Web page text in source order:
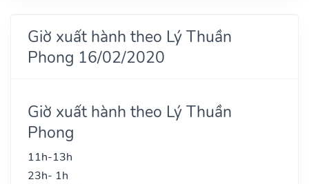
Giờ xuất hành theo Lý Thuần
Phong 16/02/2020
Giờ xuất hành theo Lý Thuần
Phong
11h-13h
23h- 1h